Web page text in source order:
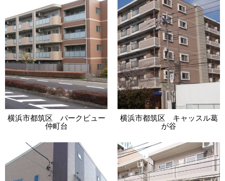
横浜市都筑区 パークビュー
仲町台
横浜市都筑区 キャッスル葛
が谷